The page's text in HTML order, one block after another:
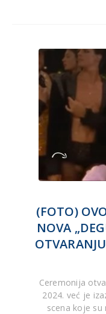
(FOTO)
NOVA
Ceremonija
2024. već je
scena koje